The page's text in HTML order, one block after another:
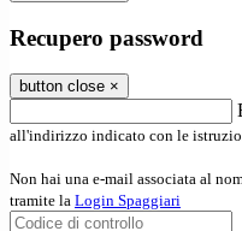
Recupero password
button close ×
all'indirizzo indicato con le
Non hai una e-mail associata al
tramite la Login Spaggiari